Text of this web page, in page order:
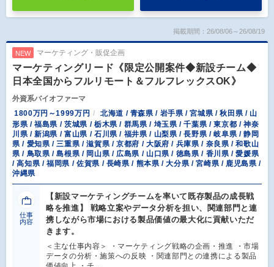
掲載期間：26/08/06～26/08/19
NEW マーケティング・販促企画
マーケティングリード《限定公開案件◆新設チーム◆
日本全国からフルリモート＆フルフレックスOK》
外資系バイオファーマ
1800万円～1999万円
北海道 / 青森県 / 岩手県 / 宮城県 / 秋田県 / 山
形県 / 福島県 / 茨城県 / 栃木県 / 群馬県 / 埼玉県 / 千葉県 / 東京都 / 神奈
川県 / 新潟県 / 富山県 / 石川県 / 福井県 / 山梨県 / 長野県 / 岐阜県 / 静岡
県 / 愛知県 / 三重県 / 滋賀県 / 京都府 / 大阪府 / 兵庫県 / 奈良県 / 和歌山
県 / 鳥取県 / 島根県 / 岡山県 / 広島県 / 山口県 / 徳島県 / 香川県 / 愛媛県
/ 高知県 / 福岡県 / 佐賀県 / 長崎県 / 熊本県 / 大分県 / 宮崎県 / 鹿児島県 /
沖縄県
仕事
内容
【新設マーケティングチームを率いて既存製品の成長戦
略を推進】 戦略立案やデータ分析を担い、関連部門と連
携しながら市場における製品価値の最大化に貢献いただ
きます。
＜主な仕事内容＞ ・マーケティング戦略の企画・推進 ・市場
データの分析・施策への反映 ・関連部門との連携による製品